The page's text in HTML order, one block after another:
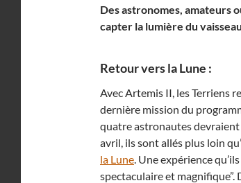
Des astronomes, amateurs
capter la lumière du
Retour vers la Lune :
Avec Artemis II, les Terriens
dernière mission du
quatre astronautes
avril, ils sont allés plus loin
la Lune. Une expérience
spectaculaire et magnifique”.